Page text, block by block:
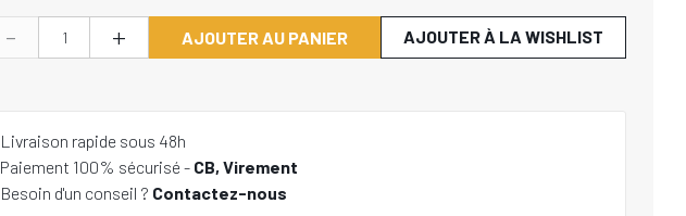
- + AJOUTER AU PANIER AJOUTER À LA WISHLIST
Livraison rapide sous 48h
Paiement 100% sécurisé - CB, Virement
Besoin d'un conseil ? Contactez-nous